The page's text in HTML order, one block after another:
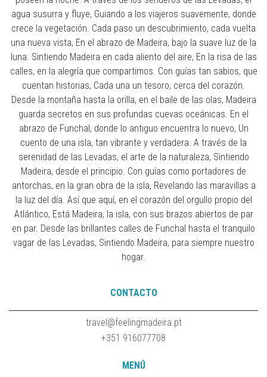
agua susurra y fluye, Guiando a los viajeros suavemente, donde
crece la vegetación. Cada paso un descubrimiento, cada vuelta
una nueva vista, En el abrazo de Madeira, bajo la suave luz de la
luna. Sintiendo Madeira en cada aliento del aire, En la risa de las
calles, en la alegría que compartimos. Con guías tan sabios, que
cuentan historias, Cada una un tesoro, cerca del corazón.
Desde la montaña hasta la orilla, en el baile de las olas, Madeira
guarda secretos en sus profundas cuevas oceánicas. En el
abrazo de Funchal, donde lo antiguo encuentra lo nuevo, Un
cuento de una isla, tan vibrante y verdadera. A través de la
serenidad de las Levadas, el arte de la naturaleza, Sintiendo
Madeira, desde el principio. Con guías como portadores de
antorchas, en la gran obra de la isla, Revelando las maravillas a
la luz del día. Así que aquí, en el corazón del orgullo propio del
Atlántico, Está Madeira, la isla, con sus brazos abiertos de par
en par. Desde las brillantes calles de Funchal hasta el tranquilo
vagar de las Levadas, Sintiendo Madeira, para siempre nuestro
hogar.
CONTACTO
travel@feelingmadeira.pt
+351 916077708
MENÚ